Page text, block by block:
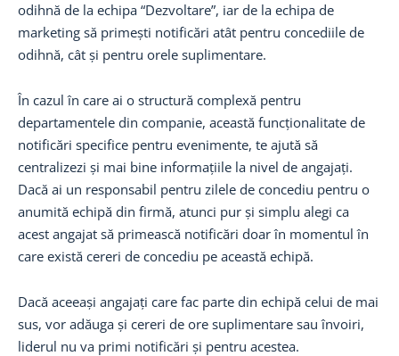
odihnă de la echipa “Dezvoltare”, iar de la echipa de
marketing să primești notificări atât pentru concediile de
odihnă, cât și pentru orele suplimentare.
În cazul în care ai o structură complexă pentru
departamentele din companie, această funcționalitate de
notificări specifice pentru evenimente, te ajută să
centralizezi și mai bine informațiile la nivel de angajați.
Dacă ai un responsabil pentru zilele de concediu pentru o
anumită echipă din firmă, atunci pur și simplu alegi ca
acest angajat să primească notificări doar în momentul în
care există cereri de concediu pe această echipă.
Dacă aceeași angajați care fac parte din echipă celui de mai
sus, vor adăuga și cereri de ore suplimentare sau învoiri,
liderul nu va primi notificări și pentru acestea.